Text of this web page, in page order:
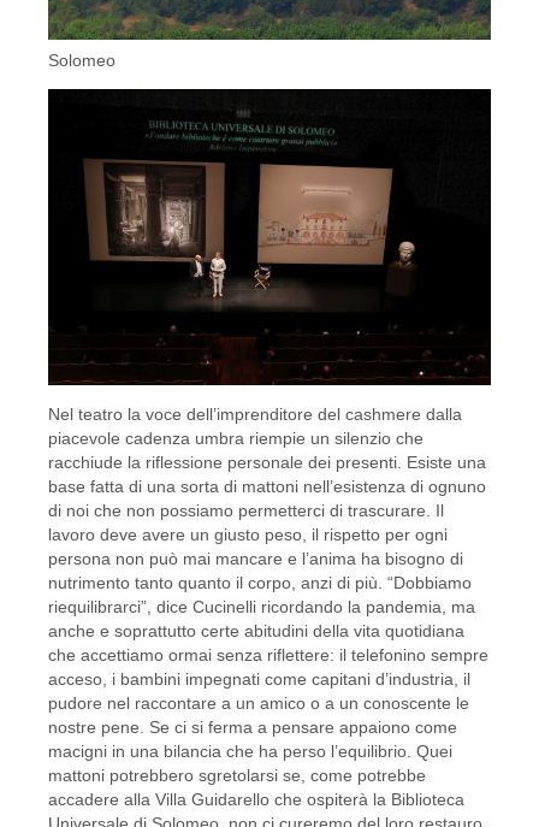
Solomeo
Nel teatro la voce dell’imprenditore del cashmere dalla
piacevole cadenza umbra riempie un silenzio che
racchiude la riflessione personale dei presenti. Esiste una
base fatta di una sorta di mattoni nell’esistenza di ognuno
di noi che non possiamo permetterci di trascurare. Il
lavoro deve avere un giusto peso, il rispetto per ogni
persona non può mai mancare e l’anima ha bisogno di
nutrimento tanto quanto il corpo, anzi di più. “Dobbiamo
riequilibrarci”, dice Cucinelli ricordando la pandemia, ma
anche e soprattutto certe abitudini della vita quotidiana
che accettiamo ormai senza riflettere: il telefonino sempre
acceso, i bambini impegnati come capitani d’industria, il
pudore nel raccontare a un amico o a un conoscente le
nostre pene. Se ci si ferma a pensare appaiono come
macigni in una bilancia che ha perso l’equilibrio. Quei
mattoni potrebbero sgretolarsi se, come potrebbe
accadere alla Villa Guidarello che ospiterà la Biblioteca
Universale di Solomeo, non ci cureremo del loro restauro.